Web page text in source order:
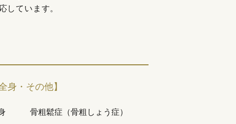
しています。
全身・その他】
骨粗鬆症（骨粗しょう症）